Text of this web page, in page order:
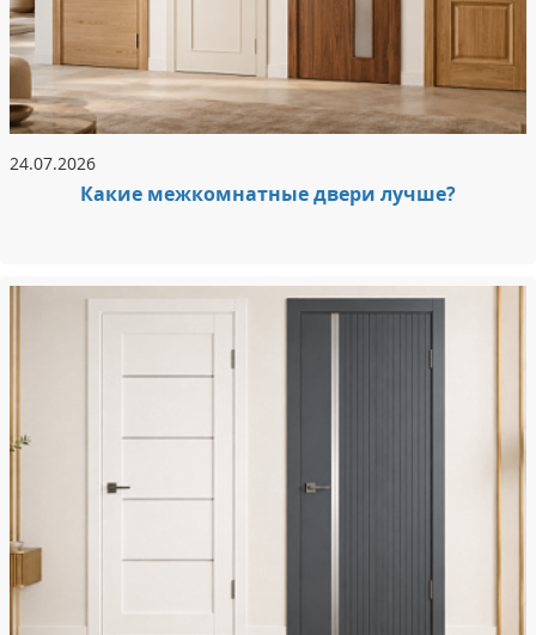
24.07.2026
Какие межкомнатные двери лучше?